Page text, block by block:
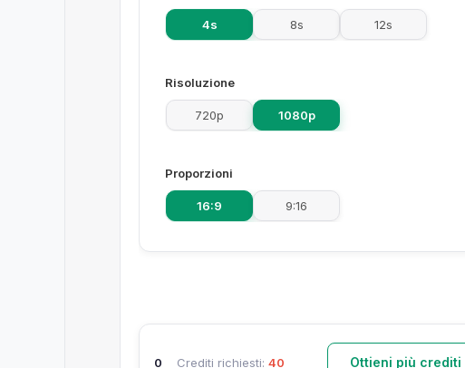
4s 8s 12s
Risoluzione
720p 1080p
Proporzioni
16:9 9:16
0 Crediti richiesti: 40 Ottieni più crediti